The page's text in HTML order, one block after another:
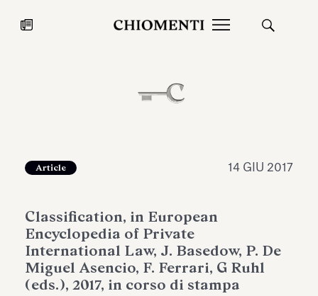
27 LUG 2026
Fondazione Torlonia inaugura la
Article 14 GIU 2017
Classification, in European
Encyclopedia of Private
International Law, J. Basedow, P. De
Miguel Asencio, F. Ferrari, G Ruhl
(eds.), 2017, in corso di stampa